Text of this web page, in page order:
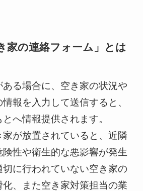
家の連絡フォーム」とは
る場合に、空き家の状況や
報を入力して送信すると、
へ情報提供されます。
が放置されていると、近隣
性や衛生的な悪影響が発生
切に行われていない空き家の
、また空き家対策担当の業